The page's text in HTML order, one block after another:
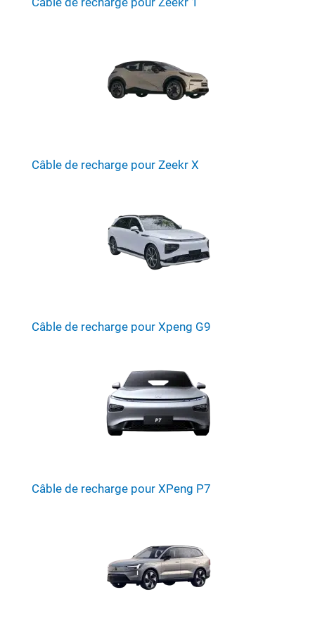
besoins de recharge en voyage ou au travail.
avant de vous être livrés. Si vous avez des questions,
n’hésitez pas à nous contacter et nous les résoudrons pour
vous dans les 24 heures.
Câble de recharge pour Zeekr X
Câble de recharge pour Xpeng G9
Câble de recharge pour XPeng P7